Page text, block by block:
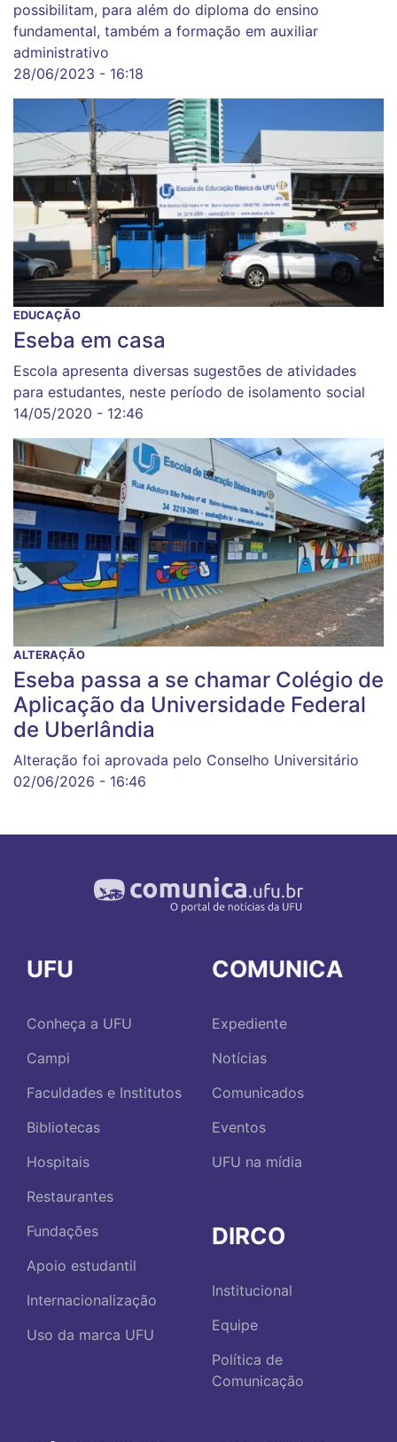
possibilitam, para além do diploma do ensino
fundamental, também a formação em auxiliar
administrativo
28/06/2023 - 16:18
EDUCAÇÃO
Eseba em casa
Escola apresenta diversas sugestões de atividades
para estudantes, neste período de isolamento social
14/05/2020 - 12:46
ALTERAÇÃO
Eseba passa a se chamar Colégio de
Aplicação da Universidade Federal
de Uberlândia
Alteração foi aprovada pelo Conselho Universitário
02/06/2026 - 16:46
UFU
Conheça a UFU
Campi
Faculdades e Institutos
Bibliotecas
Hospitais
Restaurantes
Fundações
Apoio estudantil
Internacionalização
Uso da marca UFU
COMUNICA
Expediente
Notícias
Comunicados
Eventos
UFU na mídia
DIRCO
Institucional
Equipe
Política de
Comunicação